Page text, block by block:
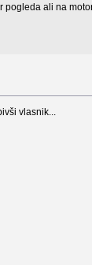
pogleda ali na
vlasnik...